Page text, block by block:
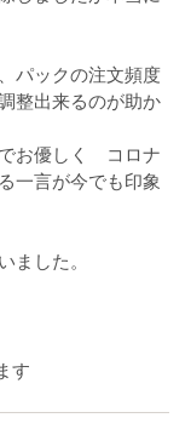
パックの注文頻度
整出来るのが助か
お優しく コロナ
一言が今でも印象
ました。
す